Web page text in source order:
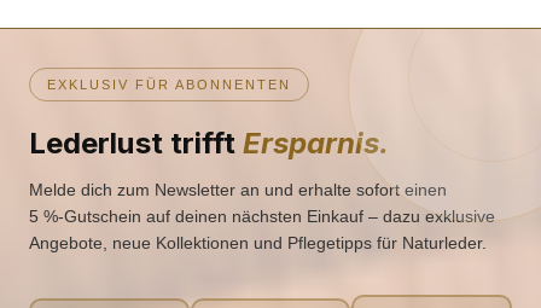
EXKLUSIV FÜR ABONNENTEN
Lederlust trifft Ersparnis.
Melde dich zum Newsletter an und erhalte sofort einen
5 %‑Gutschein auf deinen nächsten Einkauf – dazu exklusive
Angebote, neue Kollektionen und Pflegetipps für Naturleder.